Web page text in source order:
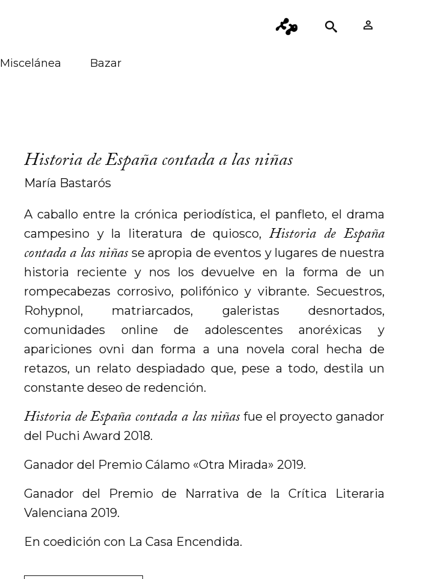
Miscelánea Bazar
Historia de España contada a las niñas
María Bastarós
A caballo entre la crónica periodística, el panfleto, el drama
campesino y la literatura de quiosco, Historia de España
contada a las niñasse apropia de eventos y lugares de nuestra
historia reciente y nos los devuelve en la forma de un
rompecabezas corrosivo, polifónico y vibrante. Secuestros,
Rohypnol, matriarcados, galeristas desnortados,
comunidades online de adolescentes anoréxicas y
apariciones ovni dan forma a una novela coral hecha de
retazos, un relato despiadado que, pese a todo, destila un
constante deseo de redención.
Historia de España contada a las niñasfue el proyecto ganador
del Puchi Award 2018.
Ganador del Premio Cálamo «Otra Mirada» 2019.
Ganador del Premio de Narrativa de la Crítica Literaria
Valenciana 2019.
En coedición con La Casa Encendida.